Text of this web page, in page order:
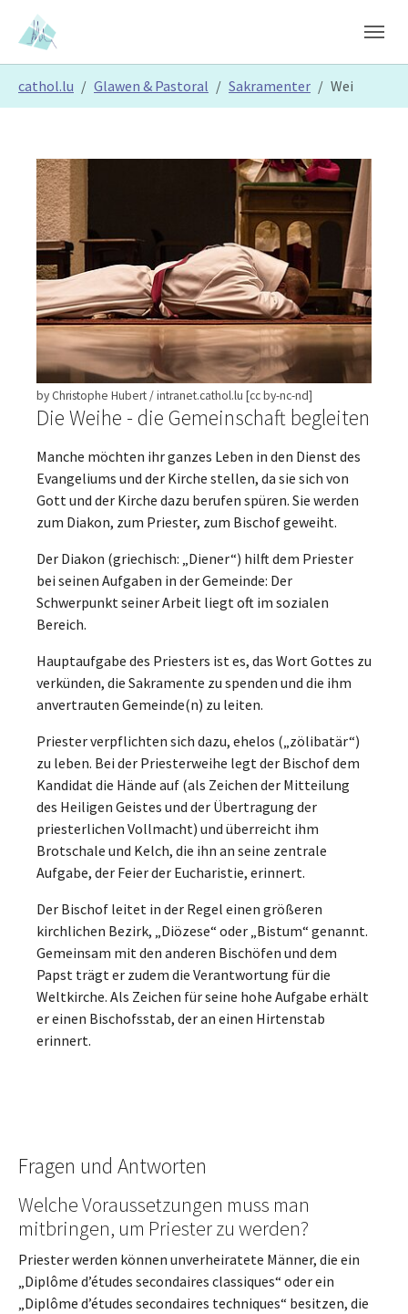
Skip to main content
Skip to page footer
cathol.lu Glawen & Pastoral Sakramenter Wei
by Christophe Hubert / intranet.cathol.lu [cc by-nc-nd]
Die Weihe - die Gemeinschaft begleiten
Manche möchten ihr ganzes Leben in den Dienst des
Evangeliums und der Kirche stellen, da sie sich von
Gott und der Kirche dazu berufen spüren. Sie werden
zum Diakon, zum Priester, zum Bischof geweiht.
Der Diakon (griechisch: „Diener“) hilft dem Priester
bei seinen Aufgaben in der Gemeinde: Der
Schwerpunkt seiner Arbeit liegt oft im sozialen
Bereich.
Hauptaufgabe des Priesters ist es, das Wort Gottes zu
verkünden, die Sakramente zu spenden und die ihm
anvertrauten Gemeinde(n) zu leiten.
Priester verpflichten sich dazu, ehelos („zölibatär“)
zu leben. Bei der Priesterweihe legt der Bischof dem
Kandidat die Hände auf (als Zeichen der Mitteilung
des Heiligen Geistes und der Übertragung der
priesterlichen Vollmacht) und überreicht ihm
Brotschale und Kelch, die ihn an seine zentrale
Aufgabe, der Feier der Eucharistie, erinnert.
Der Bischof leitet in der Regel einen größeren
kirchlichen Bezirk, „Diözese“ oder „Bistum“ genannt.
Gemeinsam mit den anderen Bischöfen und dem
Papst trägt er zudem die Verantwortung für die
Weltkirche. Als Zeichen für seine hohe Aufgabe erhält
er einen Bischofsstab, der an einen Hirtenstab
erinnert.
Fragen und Antworten
Welche Voraussetzungen muss man
mitbringen, um Priester zu werden?
Priester werden können unverheiratete Männer, die ein
„Diplôme d’études secondaires classiques“ oder ein
„Diplôme d’études secondaires techniques“ besitzen, die